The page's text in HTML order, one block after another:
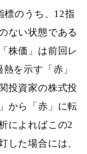
のうち、12指
ない状態である
株価」は前回レ
を示す「赤」
投資家の株式投
から「赤」に転
によればこの2
した場合には、